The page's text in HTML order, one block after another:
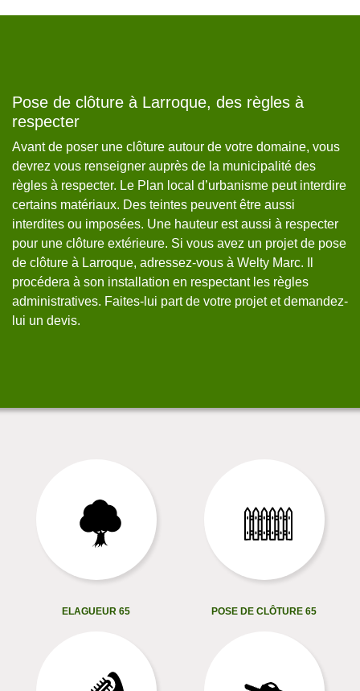
Pose de clôture à Larroque, des règles à
respecter
Avant de poser une clôture autour de votre domaine, vous
devrez vous renseigner auprès de la municipalité des
règles à respecter. Le Plan local d’urbanisme peut interdire
certains matériaux. Des teintes peuvent être aussi
interdites ou imposées. Une hauteur est aussi à respecter
pour une clôture extérieure. Si vous avez un projet de pose
de clôture à Larroque, adressez-vous à Welty Marc. Il
procédera à son installation en respectant les règles
administratives. Faites-lui part de votre projet et demandez-
lui un devis.
ELAGUEUR 65 POSE DE CLÔTURE 65